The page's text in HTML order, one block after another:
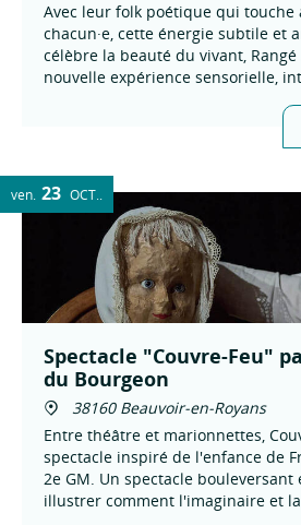
Avec leur folk poétique qui
chacun·e, cette énergie subtile et
célèbre la beauté du vivant, Rangé
nouvelle expérience sensorielle,
ven. 23 OCT.
Spectacle "Couvre-Feu"
du Bourgeon
38160 Beauvoir-en-Royans
Entre théâtre et marionnettes,
spectacle inspiré de l'enfance de
2e GM. Un spectacle bouleversant
illustrer comment l'imaginaire et